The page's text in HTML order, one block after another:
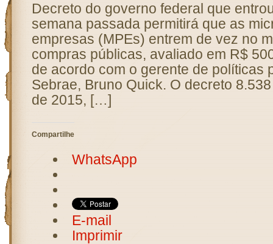
Decreto do governo federal que
semana passada permitirá que as
empresas (MPEs) entrem de vez no
compras públicas, avaliado em R$
de acordo com o gerente de políticas
Sebrae, Bruno Quick. O decreto
de 2015, […]
Compartilhe
WhatsApp
E-mail
Imprimir